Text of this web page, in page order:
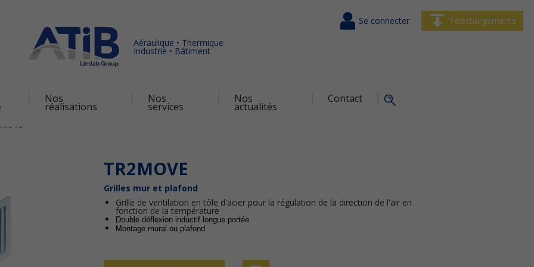
Aéraulique • Thermique
Industrie • Bâtiment
Nos
réalisations
Nos
services
Nos
actualités
Contact
Se connecter Téléchargements
TR2MOVE
Grilles mur et plafond
Grille de ventilation en tôle d'acier pour la régulation de la direction de l'air en
fonction de la température
Double déflexion inductif longue portée
Montage mural ou plafond